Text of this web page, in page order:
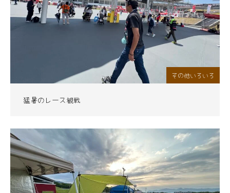
その他いろいろ
猛暑のレース観戦